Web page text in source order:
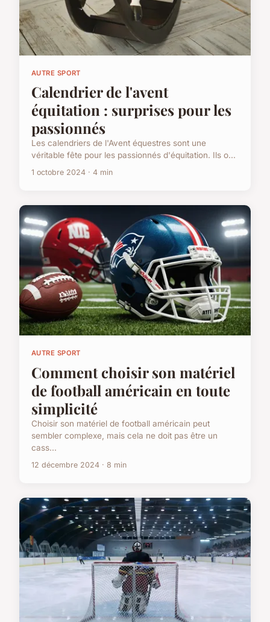
AUTRE SPORT
Calendrier de l'avent
équitation : surprises pour les
passionnés
Les calendriers de l'Avent équestres sont une
véritable fête pour les passionnés d'équitation. Ils o...
1 octobre 2024 · 4 min
AUTRE SPORT
Comment choisir son matériel
de football américain en toute
simplicité
Choisir son matériel de football américain peut
sembler complexe, mais cela ne doit pas être un
cass...
12 décembre 2024 · 8 min